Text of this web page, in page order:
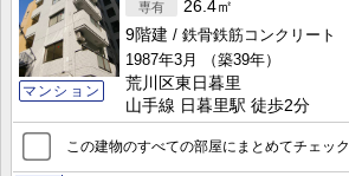
マンション
26.4㎡
9階建
鉄骨鉄筋コンクリート
1987年3月
（築39年）
荒川区東日暮里
山手線 日暮里駅 徒歩2分
この建物のすべての部屋にまとめてチェック